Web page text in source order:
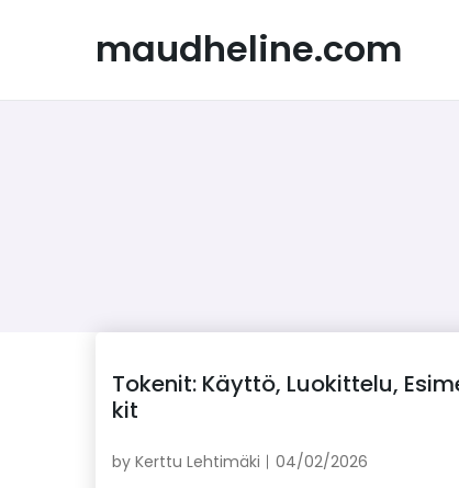
maudheline.com
Tokenit: Käyttö, Luokittelu,
kit
by Kerttu Lehtimäki
04/02/2026